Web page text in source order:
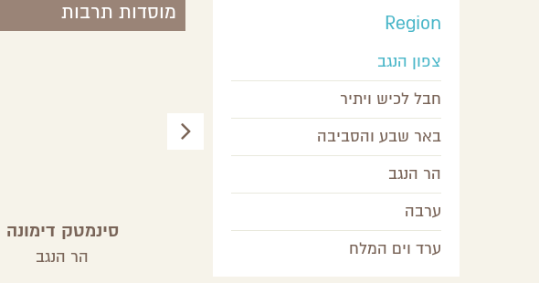
מוסדות תרבות
מרכז הצעירים
באר שבע,באר שבע והסביבה
סינמטק דימונה
הר הנגב
Region
צפון הנגב
חבל לכיש ויתיר
באר שבע והסביבה
הר הנגב
ערבה
ערד וים המלח